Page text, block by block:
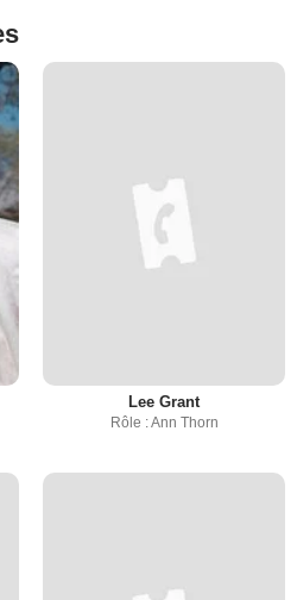
Lee Grant
Rôle : Ann Thorn